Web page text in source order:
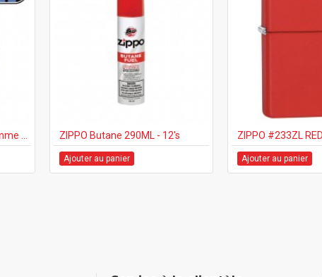
ZIPPO Butane 290ML - 12's
Ajouter au panier Ajouter au panier